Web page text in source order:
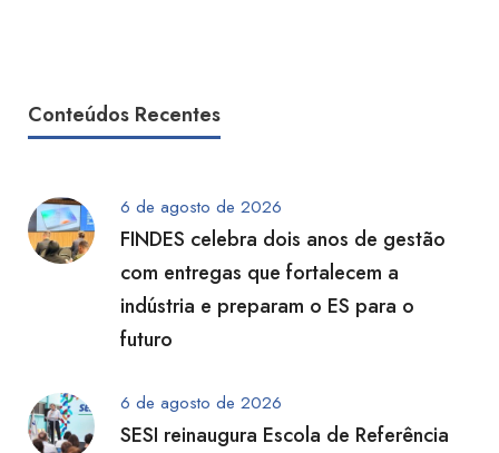
Conteúdos Recentes
6 de agosto de 2026
FINDES celebra dois anos de gestão
com entregas que fortalecem a
indústria e preparam o ES para o
futuro
6 de agosto de 2026
SESI reinaugura Escola de Referência